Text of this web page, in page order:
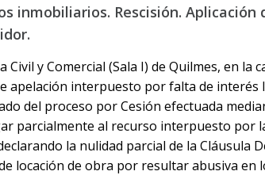
inmobiliarios. Rescisión. Aplicación
Civil y Comercial (Sala I) de Quilmes, en la
apelación interpuesto por falta de
del proceso por Cesión efectuada
parcialmente al recurso interpuesto por
la nulidad parcial de la Cláusula
locación de obra por resultar abusiva en